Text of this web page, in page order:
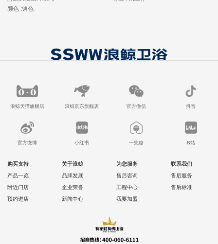
颜色 :铬色
浪鲸天猫旗舰店 浪鲸京东旗舰店 官方微信 抖音
官方微博 小红书 一兜糖 B站
购买支持
产品一览
附近门店
预约进店
关于浪鲸
品牌发展
企业荣誉
新闻中心
为您服务
售后咨询
工程中心
我要加盟
联系我们
售后服务
售后标准